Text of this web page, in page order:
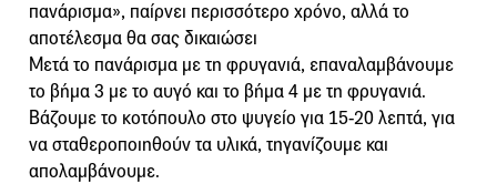
πανάρισμα», παίρνει περισσότερο χρόνο, αλλά το
αποτέλεσμα θα σας δικαιώσει
Μετά το πανάρισμα με τη φρυγανιά, επαναλαμβάνουμε
το βήμα 3 με το αυγό και το βήμα 4 με τη φρυγανιά.
Βάζουμε το κοτόπουλο στο ψυγείο για 15-20 λεπτά, για
να σταθεροποιηθούν τα υλικά, τηγανίζουμε και
απολαμβάνουμε.